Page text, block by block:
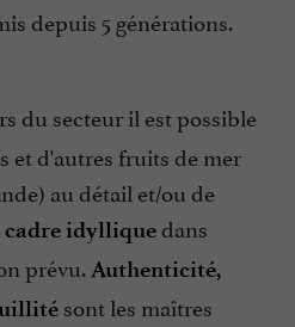
depuis 5 générations.
du secteur il est possible
et d'autres fruits de mer
au détail et/ou de
cadre idylliquedans
prévu.Authenticité,
sont les maîtres